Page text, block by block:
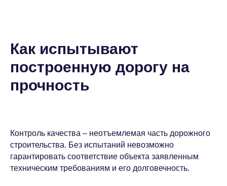
Как испытывают
построенную дорогу на
прочность
Контроль качества – неотъемлемая часть дорожного
строительства. Без испытаний невозможно
гарантировать соответствие объекта заявленным
техническим требованиям и его долговечность.